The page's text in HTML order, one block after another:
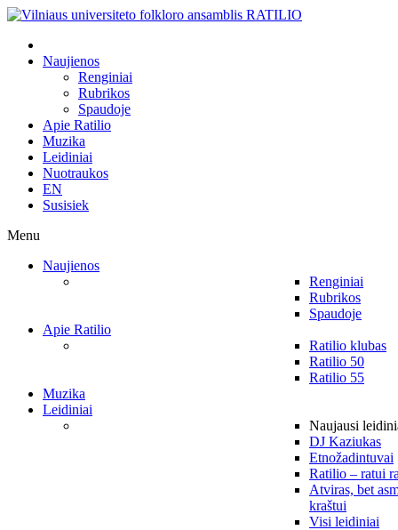
Naujienos
Renginiai
Rubrikos
Spaudoje
Apie Ratilio
Muzika
Leidiniai
Nuotraukos
EN
Susisiek
Menu
Naujienos
Renginiai
Rubrikos
Spaudoje
Apie Ratilio
Ratilio klubas
Ratilio 50
Ratilio 55
Muzika
Leidiniai
Naujausi
DJ Kaziukas
Etnožadintuvai
Ratilio – ratui
Atviras, bet
kraštui
Visi leidiniai